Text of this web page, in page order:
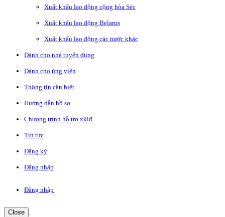
Xuất khẩu lao động cộng hòa Séc
Xuất khẩu lao động Belarus
Xuất khẩu lao động các nước khác
Dành cho nhà tuyển dụng
Dành cho ứng viên
Thông tin cần biết
Hướng dẫn hồ sơ
Chương trình hỗ trợ xklđ
Tin tức
Đăng ký
Đăng nhập
Đăng nhập
Close